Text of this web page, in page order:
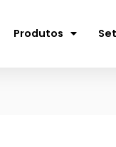
Produtos